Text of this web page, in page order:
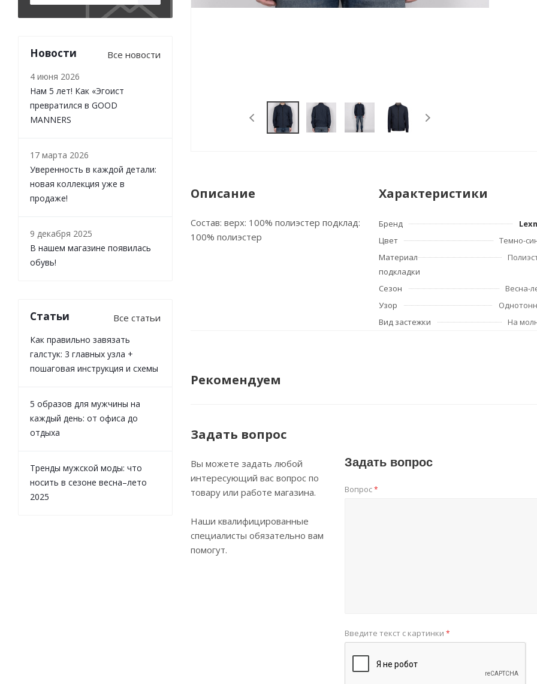
Описание
Состав: верх: 100% полиэстер подклад:
100% полиэстер
Характеристики
Бренд
Цвет
Темно-
Материал
подкладки
Сезон
Весна-
Узор
Вид застежки
На
Рекомендуем
Задать вопрос
Вы можете задать любой
интересующий вас вопрос по
товару или работе магазина.
Наши квалифицированные
специалисты обязательно вам
помогут.
Задать вопрос
Вопрос*
Введите текст с картинки *
Новости Все новости
4 июня 2026
Нам 5 лет! Как «Эгоист
превратился в GOOD
MANNERS
17 марта 2026
Уверенность в каждой детали:
новая коллекция уже в
продаже!
9 декабря 2025
В нашем магазине появилась
обувь!
Статьи Все статьи
Как правильно завязать
галстук: 3 главных узла +
пошаговая инструкция и схемы
5 образов для мужчины на
каждый день: от офиса до
отдыха
Тренды мужской моды: что
носить в сезоне весна–лето
2025